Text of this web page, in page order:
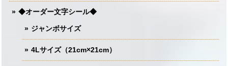
◆オーダー文字シール◆
ジャンボサイズ
4Lサイズ（21cm×21cm）